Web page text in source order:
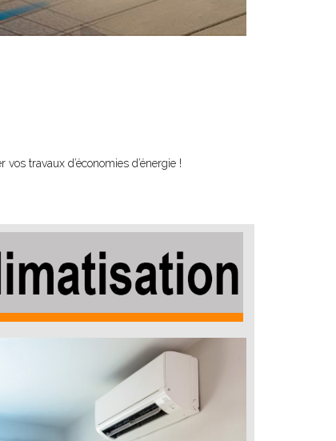
travaux d’économies d’énergie !